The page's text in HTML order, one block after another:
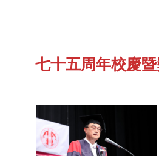
七十五周年校慶